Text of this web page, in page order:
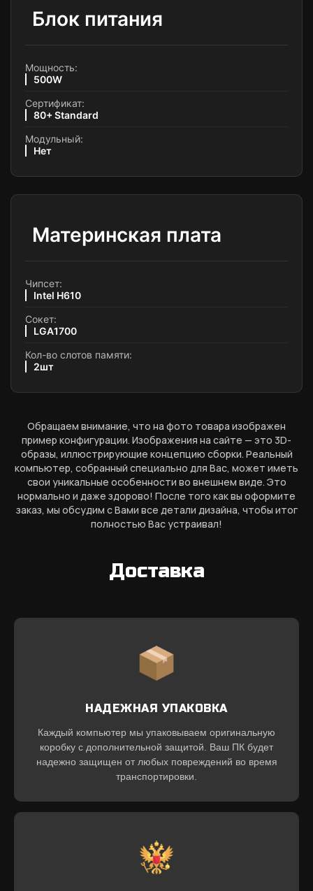
Блок питания
Мощность:
500W
Сертификат:
80+ Standard
Модульный:
Нет
Материнская плата
Чипсет:
Intel H610
Сокет:
LGA1700
Кол-во слотов памяти:
2шт
Обращаем внимание, что на фото товара изображен
пример конфигурации. Изображения на сайте — это 3D-
образы, иллюстрирующие концепцию сборки. Реальный
компьютер, собранный специально для Вас, может иметь
свои уникальные особенности во внешнем виде. Это
нормально и даже здорово! После того как вы оформите
заказ, мы обсудим с Вами все детали дизайна, чтобы итог
полностью Вас устраивал!
Доставка
НАДЕЖНАЯ УПАКОВКА
Каждый компьютер мы упаковываем оригинальную
коробку с дополнительной защитой. Ваш ПК будет
надежно защищен от любых повреждений во время
транспортировки.